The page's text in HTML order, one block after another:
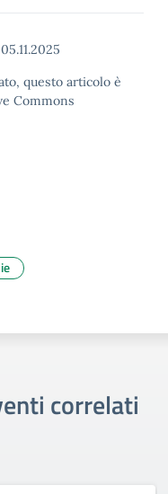
05.11.2025
questo articolo è
Commons
correlati